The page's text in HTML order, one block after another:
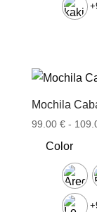
Mochila
99.00 € -
Color